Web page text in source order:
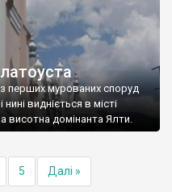
перших мурованих споруд
видніється в місті
висотна домінанта Ялти.
5 Далі »